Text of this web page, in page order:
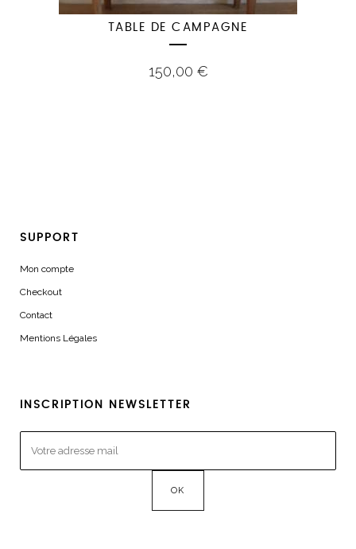
TABLE DE CAMPAGNE
150,00 €
SUPPORT
Mon compte
Checkout
Contact
Mentions Légales
INSCRIPTION NEWSLETTER